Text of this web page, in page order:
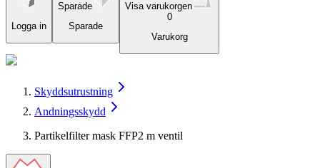
Logga in
Sparade
Sparade
Visa varukorgen
0
Varukorg
Skyddsutrustning
Andningsskydd
Partikelfilter mask FFP2 m ventil